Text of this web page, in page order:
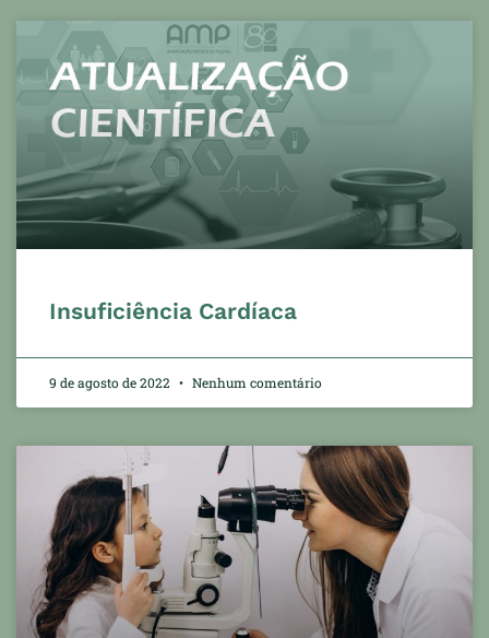
Insuficiência Cardíaca
9 de agosto de 2022 Nenhum comentário